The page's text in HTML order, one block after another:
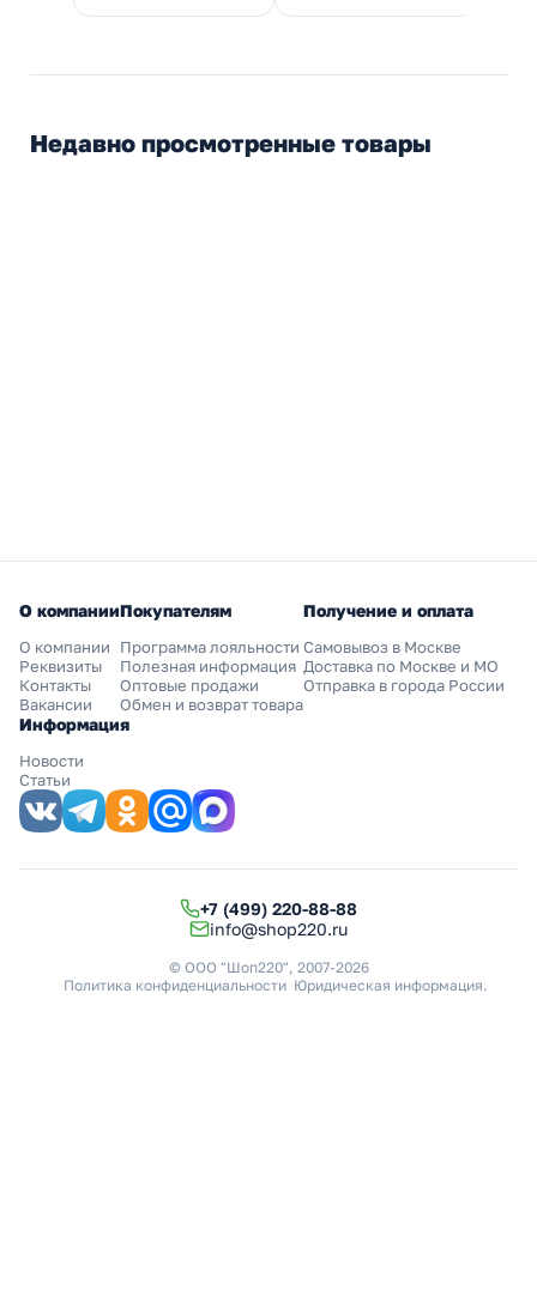
Недавно просмотренные товары
О компании
О компании
Реквизиты
Контакты
Вакансии
Покупателям
Программа лояльности
Полезная информация
Оптовые продажи
Обмен и возврат товара
Получение и оплата
Самовывоз в Москве
Доставка по Москве и МО
Отправка в города России
Информация
Новости
Статьи
+7 (499) 220-88-88
info@shop220.ru
© ООО "Шоп220", 2007-2026
Политика конфиденциальности Юридическая информация.